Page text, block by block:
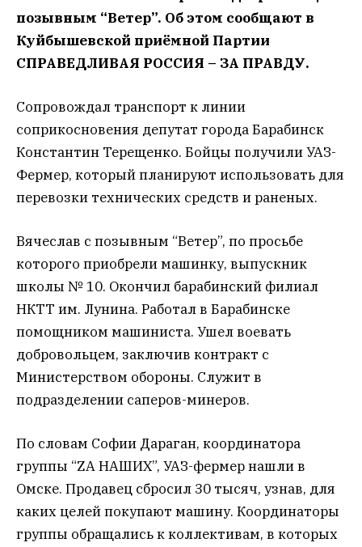
позывным “Ветер”. Об этом сообщают в
Куйбышевской приёмной Партии
СПРАВЕДЛИВАЯ РОССИЯ – ЗА ПРАВДУ.
Сопровождал транспорт к линии
соприкосновения депутат города Барабинск
Константин Терещенко. Бойцы получили УАЗ-
Фермер, который планируют использовать для
перевозки технических средств и раненых.
Вячеслав с позывным “Ветер”, по просьбе
которого приобрели машинку, выпускник
школы № 10. Окончил барабинский филиал
НКТТ им. Лунина. Работал в Барабинске
помощником машиниста. Ушел воевать
добровольцем, заключив контракт с
Министерством обороны. Служит в
подразделении саперов-минеров.
По словам Софии Дараган, координатора
группы “ZА НАШИХ”, УАЗ-фермер нашли в
Омске. Продавец сбросил 30 тысяч, узнав, для
каких целей покупают машину. Координаторы
группы обращались к коллективам, в которых